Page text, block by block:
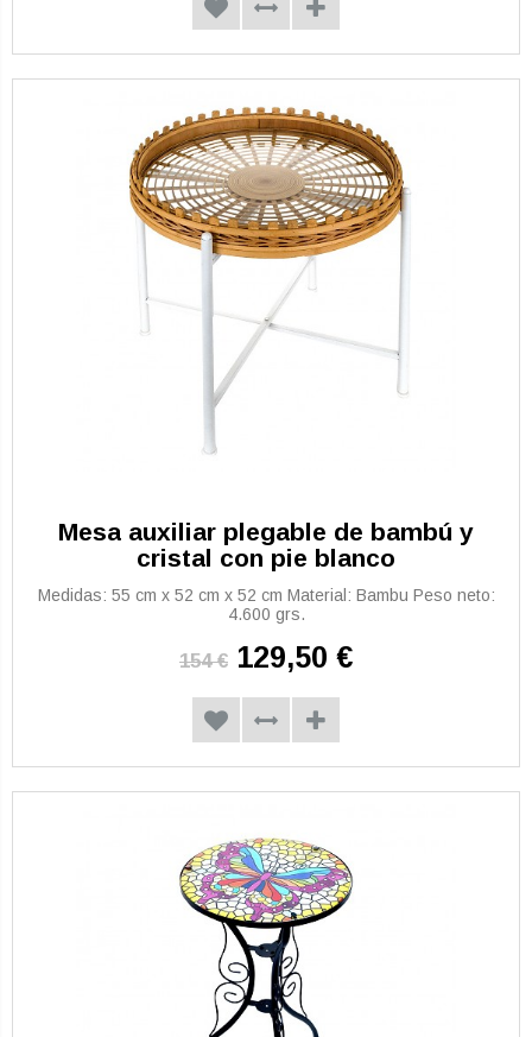
Mesa auxiliar plegable de bambú y
cristal con pie blanco
Medidas: 55 cm x 52 cm x 52 cm Material: Bambu Peso neto:
4.600 grs.
154 € 129,50 €